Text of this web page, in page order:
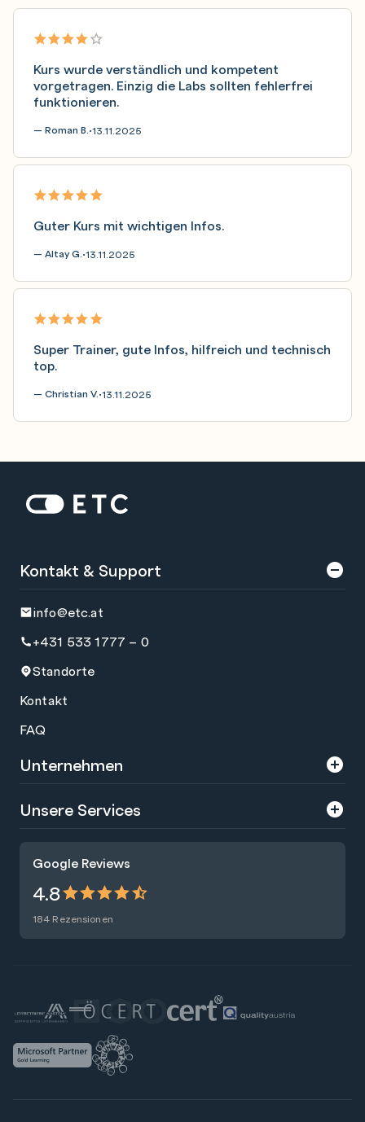
Kurs wurde verständlich und kompetent
vorgetragen. Einzig die Labs sollten fehlerfrei
funktionieren.
— Roman B.•13.11.2025
Guter Kurs mit wichtigen Infos.
— Altay G.•13.11.2025
Super Trainer, gute Infos, hilfreich und technisch
top.
— Christian V.•13.11.2025
Startseite: ETC
Google Reviews
4.8
184 Rezensionen
Kontakt & Support
info@etc.at
+431 533 1777 – 0
Standorte
Kontakt
FAQ
Unternehmen
Über uns
Presse
Nachhaltigkeit
Blog
Unsere Services
Raummiete